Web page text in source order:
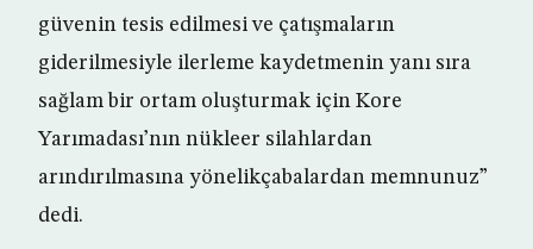
güvenin tesis edilmesi ve çatışmaların
giderilmesiyle ilerleme kaydetmenin yanı sıra
sağlam bir ortam oluşturmak için Kore
Yarımadası’nın nükleer silahlardan
arındırılmasına yönelikçabalardan memnunuz”
dedi.